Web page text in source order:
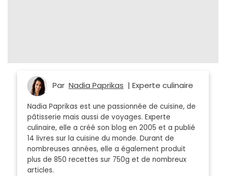
Par Nadia Paprikas | Experte culinaire
Nadia Paprikas est une passionnée de cuisine, de
pâtisserie mais aussi de voyages. Experte
culinaire, elle a créé son blog en 2005 et a publié
14 livres sur la cuisine du monde. Durant de
nombreuses années, elle a également produit
plus de 850 recettes sur 750g et de nombreux
articles.